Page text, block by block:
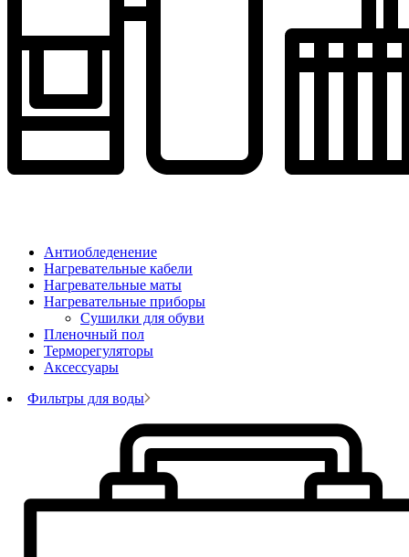
Антиобледенение
Нагревательные кабели
Нагревательные маты
Нагревательные приборы
Сушилки для обуви
Пленочный пол
Терморегуляторы
Аксессуары
Фильтры для воды